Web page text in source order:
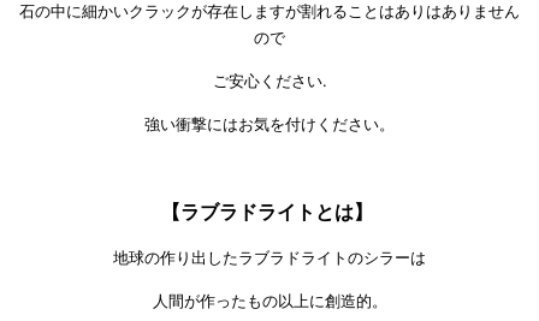
石の中に細かいクラックが存在しますが割れることはありはありません
ので
ご安心ください.
強い衝撃にはお気を付けください。
【ラブラドライトとは】
地球の作り出したラブラドライトのシラーは
人間が作ったもの以上に創造的。